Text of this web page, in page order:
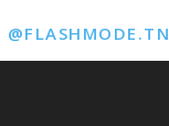
@FLASHMODE.TN